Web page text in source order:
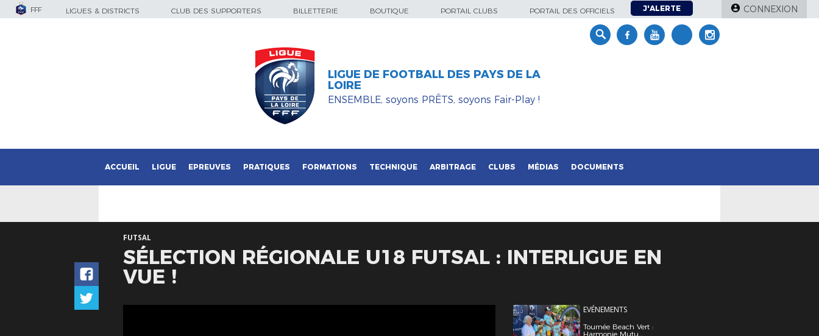
FFF LIGUES & DISTRICTS CLUB DES SUPPORTERS BILLETTERIE BOUTIQUE PORTAIL CLUBS PORTAIL DES OFFICIELS J'ALERTE CONNEXION
LIGUE DE FOOTBALL DES PAYS DE LA
LOIRE
ENSEMBLE, soyons PRÊTS, soyons Fair-Play !
ACCUEIL LIGUE EPREUVES PRATIQUES FORMATIONS TECHNIQUE ARBITRAGE CLUBS MÉDIAS DOCUMENTS
FUTSAL
SÉLECTION RÉGIONALE U18 FUTSAL : INTERLIGUE EN
VUE !
EVÉNEMENTS
Tournée Beach Vert :
Harmonie Mutu...